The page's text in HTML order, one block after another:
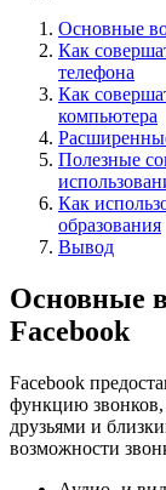
Основные
Как
телефона
Как
компьютера
Полезные
Как
образования
Вывод
Основные
Facebook
Facebook
функцию звонков,
друзьями и
возможности